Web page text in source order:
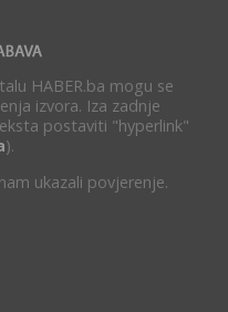
HABER.ba mogu se
izvora. Iza zadnje
postaviti "hyperlink"
).
ukazali povjerenje.